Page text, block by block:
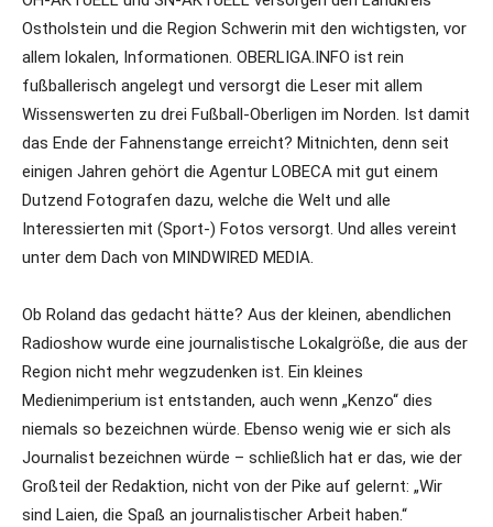
Ostholstein und die Region Schwerin mit den wichtigsten, vor
allem lokalen, Informationen. OBERLIGA.INFO ist rein
fußballerisch angelegt und versorgt die Leser mit allem
Wissenswerten zu drei Fußball-Oberligen im Norden. Ist damit
das Ende der Fahnenstange erreicht? Mitnichten, denn seit
einigen Jahren gehört die Agentur LOBECA mit gut einem
Dutzend Fotografen dazu, welche die Welt und alle
Interessierten mit (Sport-) Fotos versorgt. Und alles vereint
unter dem Dach von MINDWIRED MEDIA.
Ob Roland das gedacht hätte? Aus der kleinen, abendlichen
Radioshow wurde eine journalistische Lokalgröße, die aus der
Region nicht mehr wegzudenken ist. Ein kleines
Medienimperium ist entstanden, auch wenn „Kenzo“ dies
niemals so bezeichnen würde. Ebenso wenig wie er sich als
Journalist bezeichnen würde – schließlich hat er das, wie der
Großteil der Redaktion, nicht von der Pike auf gelernt: „Wir
sind Laien, die Spaß an journalistischer Arbeit haben.“